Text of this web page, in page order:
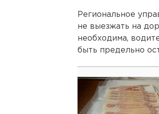
Региональное
не выезжать на
необходима,
быть предельно